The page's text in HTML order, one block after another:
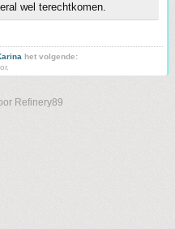
wel terechtkomen.
het volgende:
Refinery89